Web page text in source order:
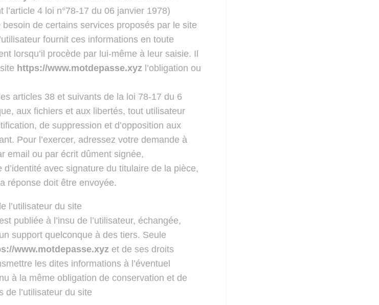
4 loi n°78-17 du 06 janvier 1978)
de certains services proposés par le site
fournit ces informations en toute
lorsqu’il procède par lui-même à leur saisie. Il
https://www.motdepasse.xyzl’obligation ou
articles 38 et suivants de la loi 78-17 du 6
aux fichiers et aux libertés, tout utilisateur
de suppression et d’opposition aux
Pour l’exercer, adressez votre demande à
email ou par écrit dûment signée,
d’identité avec signature du titulaire de la pièce,
réponse doit être envoyée.
l’utilisateur du site
publiée à l’insu de l’utilisateur, échangée,
support quelconque à des tiers. Seule
www.motdepasse.xyzet de ses droits
les dites informations à l’éventuel
à la même obligation de conservation et de
de l’utilisateur du site